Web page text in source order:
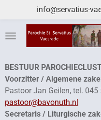
naar
info@servatius-
BESTUUR
Voorzitter / Algemene
Pastoor Jan Geilen, tel.
pastoor@bavonuth.nl
Secretaris / Liturgische